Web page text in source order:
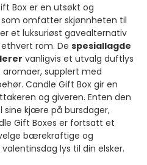
Box er en utsøkt og
omfatter skjønnheten til
et luksuriøst gavealternativ
rom. De spesiallagde
vanligvis et utvalg duftlys
supplert med
Candle Gift Box gir en
og giveren. Enten den
kjære på bursdager,
Gift Boxes er fortsatt et
bærekraftige og
lys til din elsker.